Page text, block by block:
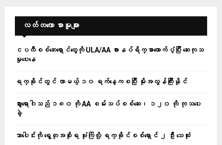
လတ်တ‌လော စာမူများ
ငပလီစစ်ဘေးရှောင်တွေကို ULA/AA စားနပ်ရိက္ခာထောက်ပံ့ပြီး ဆေးကုသ
မှုပေးနေ
ရက္ခိုင်တွင် လာမယ့် ၁၀ ရက်နေ့ကစပြီး မိုးအလွန်ကြီးနိုင်
သွားရောဂါသည် ၁၈၀ ကို AA စမ်းသပ်စစ်ဆေး၊ ၁၂၀ ကို ကုသပေး
ခဲ့
သာပေါင်းကို ရွေတုအစိုးရ ဗုံးကြဲလို့ ရက္ခိုင်စစ်ရှောင် ၂ ဦး သေဆုံး